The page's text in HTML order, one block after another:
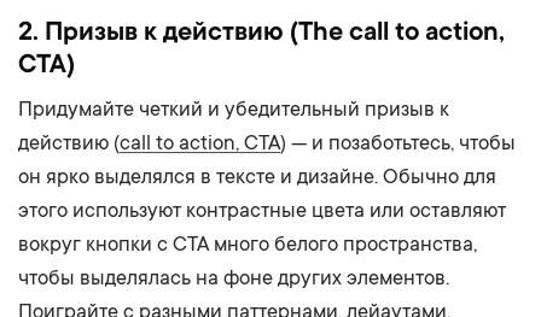
2. Призыв к действию (The call to action,
CTA)
Придумайте четкий и убедительный призыв к
действию (call to action, CTA) — и позаботьтесь, чтобы
он ярко выделялся в тексте и дизайне. Обычно для
этого используют контрастные цвета или оставляют
вокруг кнопки с CTA много белого пространства,
чтобы выделялась на фоне других элементов.
Поиграйте с разными паттернами, лейаутами,